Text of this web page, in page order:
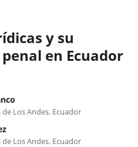
y su
en Ecuador
Los Andes. Ecuador
Los Andes. Ecuador